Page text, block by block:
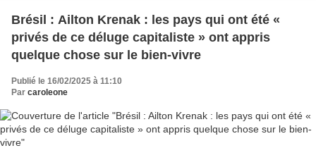
Brésil : Ailton Krenak : les pays qui ont été «
privés de ce déluge capitaliste » ont appris
quelque chose sur le bien-vivre
Publié le 16/02/2025 à 11:10
Par caroleone